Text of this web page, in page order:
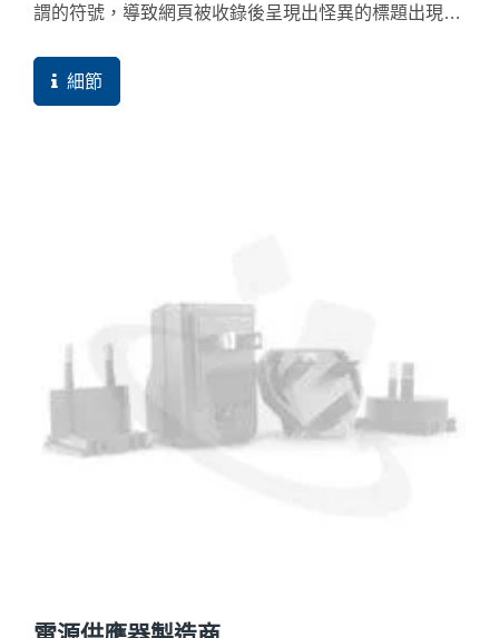
謂的符號，導致網頁被收錄後呈現出怪異的標題出現，
不會主動推薦。
細節